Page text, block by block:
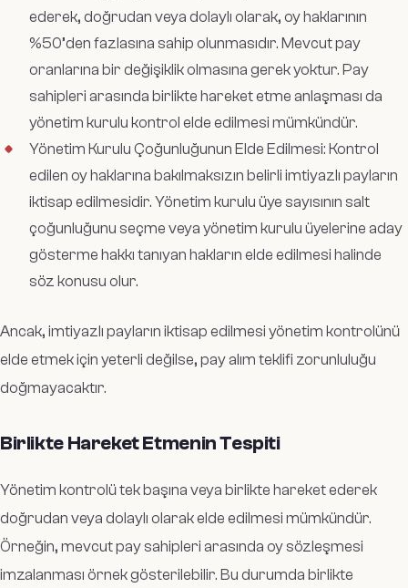
ederek, doğrudan veya dolaylı olarak, oy haklarının
%50’den fazlasına sahip olunmasıdır. Mevcut pay
oranlarına bir değişiklik olmasına gerek yoktur. Pay
sahipleri arasında birlikte hareket etme anlaşması da
yönetim kurulu kontrol elde edilmesi mümkündür.
Yönetim Kurulu Çoğunluğunun Elde Edilmesi: Kontrol
edilen oy haklarına bakılmaksızın belirli imtiyazlı payların
iktisap edilmesidir. Yönetim kurulu üye sayısının salt
çoğunluğunu seçme veya yönetim kurulu üyelerine aday
gösterme hakkı tanıyan hakların elde edilmesi halinde
söz konusu olur.
Ancak, imtiyazlı payların iktisap edilmesi yönetim kontrolünü
elde etmek için yeterli değilse, pay alım teklifi zorunluluğu
doğmayacaktır.
Birlikte Hareket Etmenin Tespiti
Yönetim kontrolü tek başına veya birlikte hareket ederek
doğrudan veya dolaylı olarak elde edilmesi mümkündür.
Örneğin, mevcut pay sahipleri arasında oy sözleşmesi
imzalanması örnek gösterilebilir. Bu durumda birlikte